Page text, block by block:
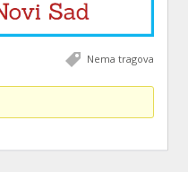
Nema tragova